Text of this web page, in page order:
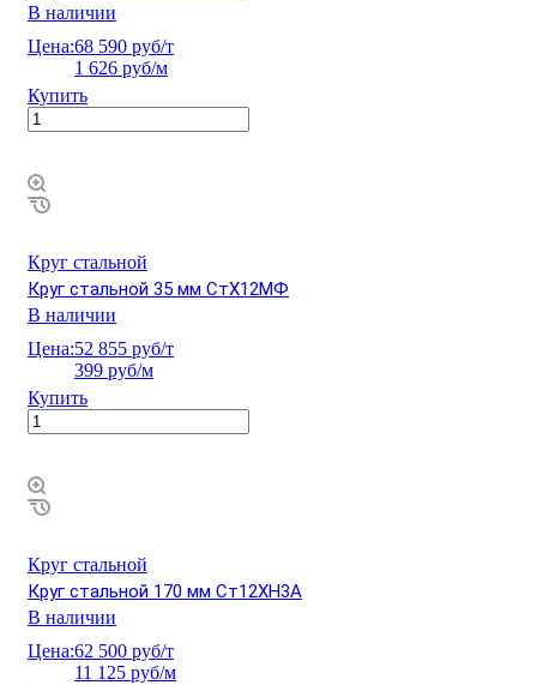
В наличии
Цена:68 590 руб/т
1 626 руб/м
Купить
Круг стальной
Круг стальной 35 мм СтХ12МФ
В наличии
Цена:52 855 руб/т
399 руб/м
Купить
Круг стальной
Круг стальной 170 мм Ст12ХН3А
В наличии
Цена:62 500 руб/т
11 125 руб/м